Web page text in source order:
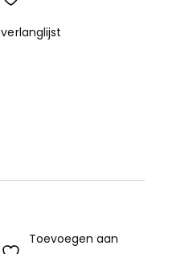
verlanglijst
Toevoegen aan